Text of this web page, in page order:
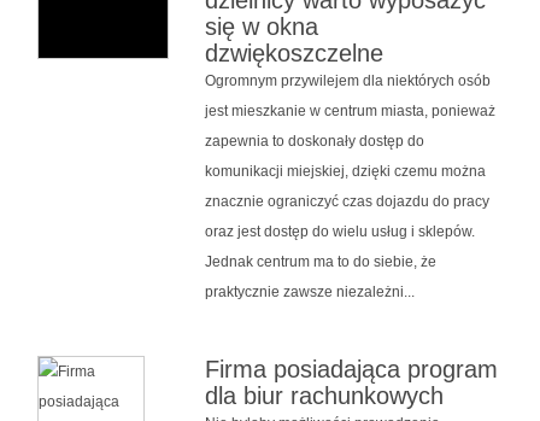
się w okna
dzwiękoszczelne
Ogromnym przywilejem dla niektórych osób
jest mieszkanie w centrum miasta, ponieważ
zapewnia to doskonały dostęp do
komunikacji miejskiej, dzięki czemu można
znacznie ograniczyć czas dojazdu do pracy
oraz jest dostęp do wielu usług i sklepów.
Jednak centrum ma to do siebie, że
praktycznie zawsze niezależni...
Firma posiadająca program
dla biur rachunkowych